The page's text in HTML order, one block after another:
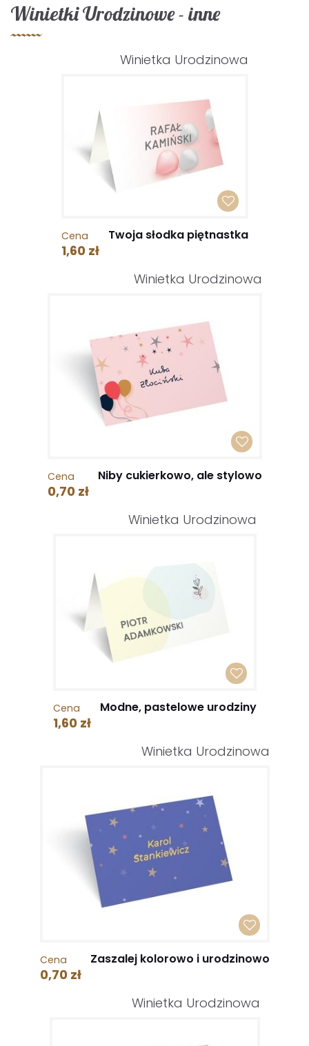
Winietki Urodzinowe - inne
Winietka Urodzinowa
Cena
1,60 zł
Twoja słodka piętnastka
Winietka Urodzinowa
Cena
0,70 zł
Niby cukierkowo, ale stylowo
Winietka Urodzinowa
Cena
1,60 zł
Modne, pastelowe urodziny
Winietka Urodzinowa
Cena
0,70 zł
Zaszalej kolorowo i urodzinowo
Winietka Urodzinowa